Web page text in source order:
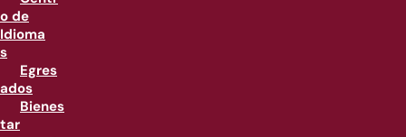
o de
Idioma
s
Egres
ados
Bienes
tar